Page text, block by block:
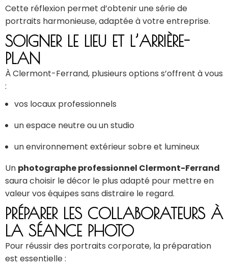
Cette réflexion permet d’obtenir une série de
portraits harmonieuse, adaptée à votre entreprise.
SOIGNER LE LIEU ET L’ARRIÈRE-
PLAN
À Clermont-Ferrand, plusieurs options s’offrent à vous
:
vos locaux professionnels
un espace neutre ou un studio
un environnement extérieur sobre et lumineux
Un photographe professionnel Clermont-Ferrand
saura choisir le décor le plus adapté pour mettre en
valeur vos équipes sans distraire le regard.
PRÉPARER LES COLLABORATEURS À
LA SÉANCE PHOTO
Pour réussir des portraits corporate, la préparation
est essentielle :